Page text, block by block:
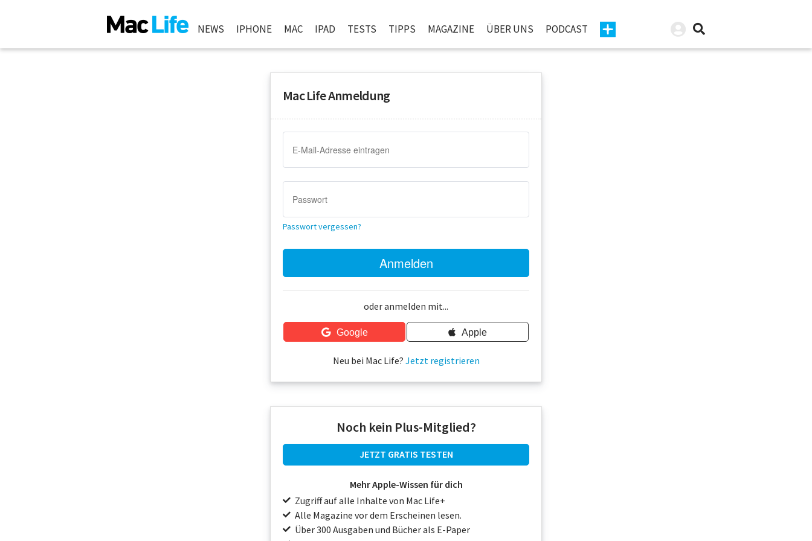
NEWS IPHONE MAC IPAD TESTS TIPPS MAGAZINE ÜBER UNS PODCAST
Mac Life Anmeldung
Passwort vergessen?
oder anmelden mit...
Google Apple
Neu bei Mac Life? Jetzt registrieren
Noch kein Plus-Mitglied?
JETZT GRATIS TESTEN
Mehr Apple-Wissen für dich
Zugriff auf alle Inhalte von Mac Life+
Alle Magazine vor dem Erscheinen lesen.
Über 300 Ausgaben und Bücher als E-Paper